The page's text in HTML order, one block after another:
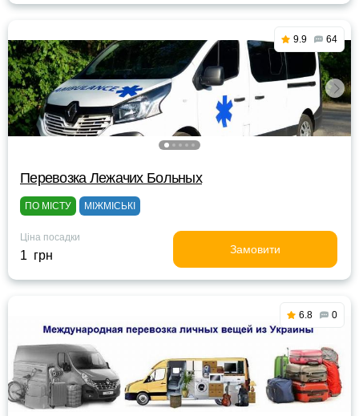
9.9 64
Перевозка Лежачих Больных
ПО МІСТУ МІЖМІСЬКІ
Ціна посадки
1 грн Замовити
6.8 0